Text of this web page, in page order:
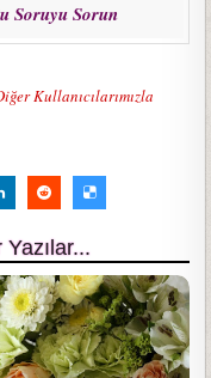
Soruyu Sorun
Kullanıcılarımızla